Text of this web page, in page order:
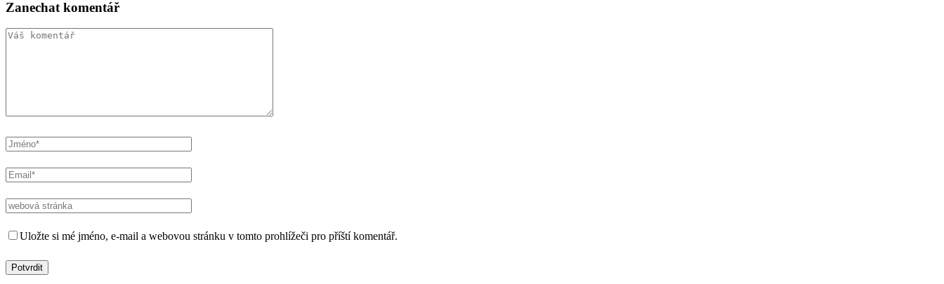
Zanechat komentář
Uložte si mé jméno, e-mail a webovou stránku v tomto prohlížeči pro příští komentář.